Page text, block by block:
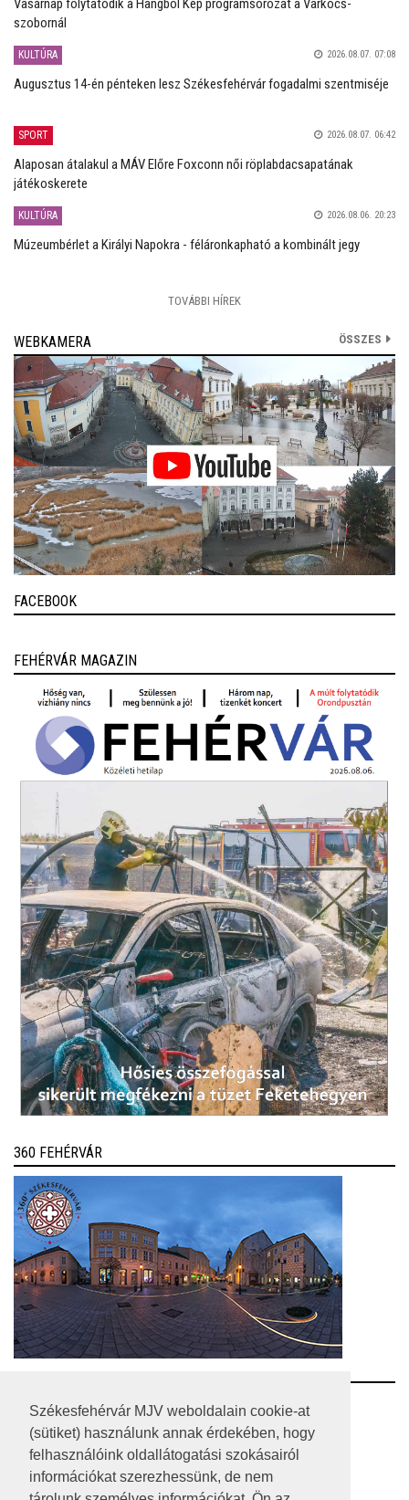
Székesfehérvár MJV weboldalain cookie-at
(sütiket) használunk annak érdekében, hogy
felhasználóink oldallátogatási szokásairól
információkat szerezhessünk, de nem
Vasárnap folytatódik a Hangból Kép programsorozat a Varkocs-
szobornál
KULTÚRA 2026.08.07. 07:08
Augusztus 14-én pénteken lesz Székesfehérvár fogadalmi szentmiséje
SPORT 2026.08.07. 06:42
Alaposan átalakul a MÁV Előre Foxconn női röplabdacsapatának
játékoskerete
KULTÚRA 2026.08.06. 20:23
Múzeumbérlet a Királyi Napokra - féláronkapható a kombinált jegy
TOVÁBBI HÍREK
WEBKAMERA ÖSSZES
FACEBOOK
FEHÉRVÁR MAGAZIN
360 FEHÉRVÁR
RSS
A HONLAP 2017.03.31-I ÁLLAPOTA
JOGI NYILATKOZAT